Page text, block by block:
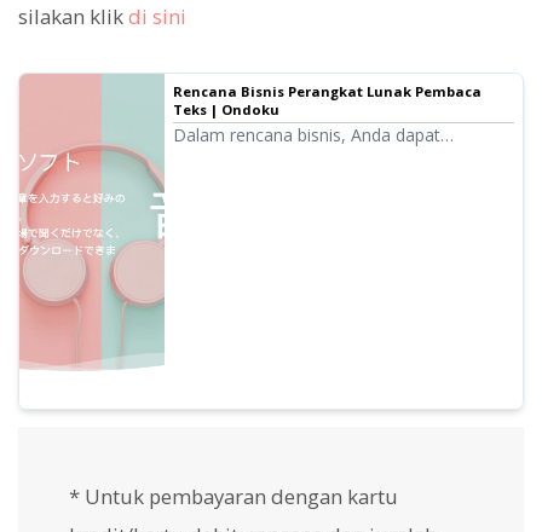
silakan klikdi sini
Rencana Bisnis Perangkat Lunak Pembaca
Teks | Ondoku
Dalam rencana bisnis, Anda dapat
* Untuk pembayaran dengan kartu